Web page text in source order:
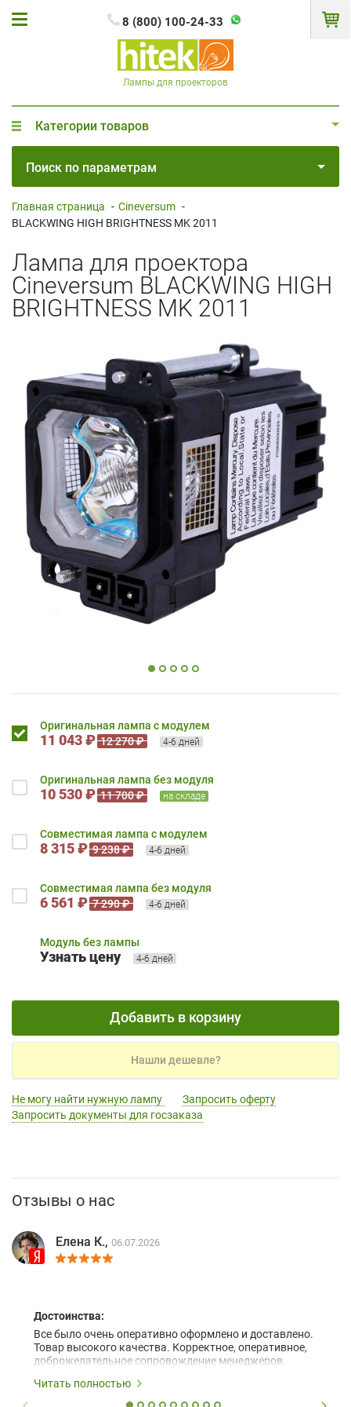
8 (800) 100-24-33
Лампы для проекторов
Категории товаров
Поиск по параметрам
Главная страница - Cineversum -
BLACKWING HIGH BRIGHTNESS MK 2011
Лампа для проектора
Cineversum BLACKWING HIGH
BRIGHTNESS MK 2011
Оригинальная лампа с модулем
11 043 ₽ 12 270 ₽ 4-6 дней
Оригинальная лампа без модуля
10 530 ₽ 11 700 ₽ на складе
Совместимая лампа с модулем
8 315 ₽ 9 238 ₽ 4-6 дней
Совместимая лампа без модуля
6 561 ₽ 7 290 ₽ 4-6 дней
Модуль без лампы
Узнать цену 4-6 дней
Добавить в корзину
Нашли дешевле?
Не могу найти нужную лампу
Запросить оферту
Запросить документы для госзаказа
Отзывы о нас
Елена К., 06.07.2026
Достоинства:
Все было очень оперативно оформлено и доставлено.
Товар высокого качества. Корректное, оперативное,
доброжелательное сопровождение менеджеров.
Читать полностью